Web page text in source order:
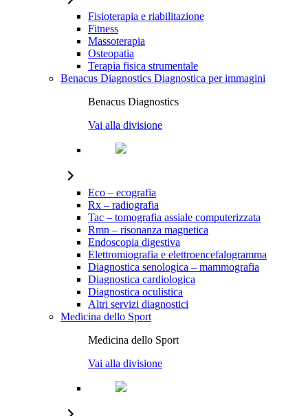
Fisioterapia e riabilitazione
Fitness
Massoterapia
Osteopatia
Terapia fisica strumentale
Benacus Diagnostics Diagnostica per immagini
Benacus Diagnostics
Vai alla divisione
Eco – ecografia
Rx – radiografia
Tac – tomografia assiale computerizzata
Rmn – risonanza magnetica
Endoscopia digestiva
Elettromiografia e elettroencefalogramma
Diagnostica senologica – mammografia
Diagnostica cardiologica
Diagnostica oculistica
Altri servizi diagnostici
Medicina dello Sport
Medicina dello Sport
Vai alla divisione